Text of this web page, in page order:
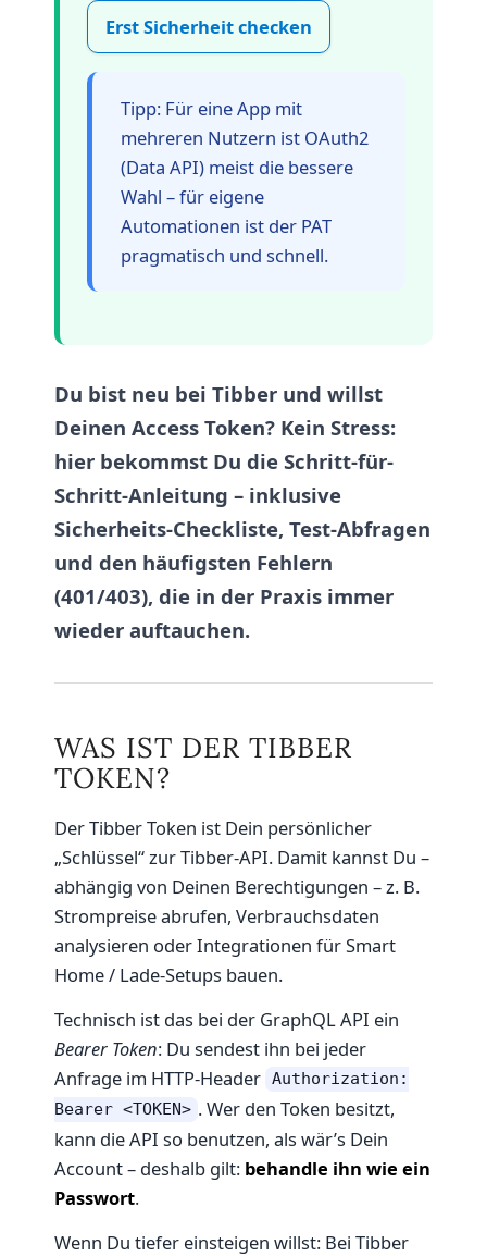
Erst Sicherheit checken
Tipp: Für eine App mit
mehreren Nutzern ist OAuth2
(Data API) meist die bessere
Wahl – für eigene
Automationen ist der PAT
pragmatisch und schnell.
Du bist neu bei Tibber und willst
Deinen Access Token? Kein Stress:
hier bekommst Du die Schritt-für-
Schritt-Anleitung – inklusive
Sicherheits-Checkliste, Test-Abfragen
und den häufigsten Fehlern
(401/403), die in der Praxis immer
wieder auftauchen.
WAS IST DER TIBBER
TOKEN?
Der Tibber Token ist Dein persönlicher
„Schlüssel“ zur Tibber-API. Damit kannst Du –
abhängig von Deinen Berechtigungen – z. B.
Strompreise abrufen, Verbrauchsdaten
analysieren oder Integrationen für Smart
Home / Lade-Setups bauen.
Technisch ist das bei der GraphQL API ein
Bearer Token: Du sendest ihn bei jeder
Anfrage im HTTP-Header Authorization:
Bearer <TOKEN> . Wer den Token besitzt,
kann die API so benutzen, als wär’s Dein
Account – deshalb gilt: behandle ihn wie ein
Passwort.
Wenn Du tiefer einsteigen willst: Bei Tibber